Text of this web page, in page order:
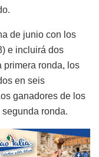
de junio con los
e incluirá dos
primera ronda, los
en seis
ganadores de los
ronda.